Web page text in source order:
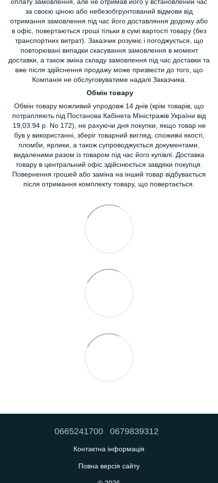
оплату замовлення, але не отримав його у встановлений час
за своєю ціною або небезобгрунтований відмови від
отримання замовлення під час його доставляння додому або
в офіс, повертаються гроші тільки в сумі вартості товару (без
транспортних витрат). Заказчик розуміє і погоджується, що
повторювані випадки скасування замовлення в момент
доставки, а також зміна складу замовлення під час доставки та
вже після здійснення продажу може призвести до того, що
Компанія не обслуговуватиме надалі Заказчика.
Обмін товару
Обмін товару можливий упродовж 14 днів (крім товарів, що
потрапляють під Постанова Кабінета Міністражів України від
19,03.94 р. No 172), не рахуючи дня покупки, якщо товар не
був у використанні, зберіг товарний вигляд, споживчі якості,
пломби, ярлики, а також супроводжується документами,
видаленими разом із товаром під час його купівлі. Доставка
товару в центральний офіс здійснюється завдяки покупця.
Повернення грошей або заміна на інший товар відбувається
після отримання комплекту товару, що повертається.
0665241700 0679839312
Контактна інформація
Повна версія сайту